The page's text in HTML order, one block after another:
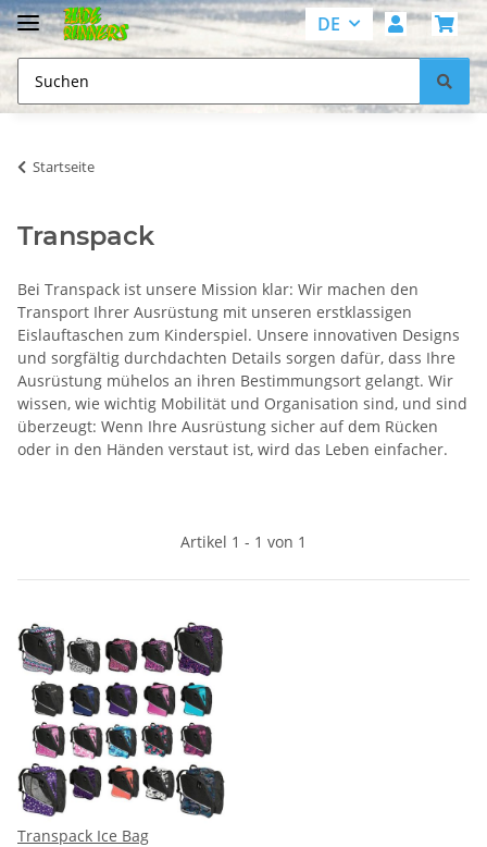
DE
Startseite
Transpack
Bei Transpack ist unsere Mission klar: Wir machen den
Transport Ihrer Ausrüstung mit unseren erstklassigen
Eislauftaschen zum Kinderspiel. Unsere innovativen Designs
und sorgfältig durchdachten Details sorgen dafür, dass Ihre
Ausrüstung mühelos an ihren Bestimmungsort gelangt. Wir
wissen, wie wichtig Mobilität und Organisation sind, und sind
überzeugt: Wenn Ihre Ausrüstung sicher auf dem Rücken
oder in den Händen verstaut ist, wird das Leben einfacher.
Artikel 1 - 1 von 1
Transpack Ice Bag